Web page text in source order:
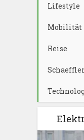
Lifestyle
Mobilität
Reise